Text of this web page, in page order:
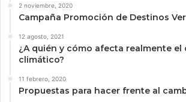
2 noviembre, 2020
Campaña Promoción de Destinos
12 agosto, 2021
¿A quién y cómo afecta realmente el
climático?
11 febrero, 2020
Propuestas para hacer frente al